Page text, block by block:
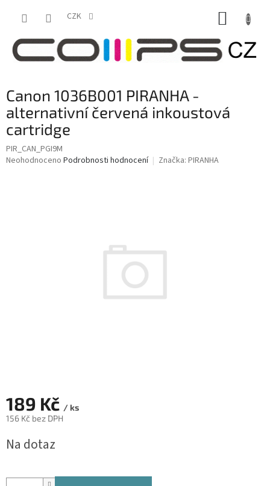
CZK
Canon 1036B001 PIRANHA -
alternativní červená inkoustová
cartridge
PIR_CAN_PGI9M
Průměrné
Neohodnoceno Podrobnosti hodnocení Značka: PIRANHA
189 Kč / ks
156 Kč bez DPH
cena:
Na dotaz